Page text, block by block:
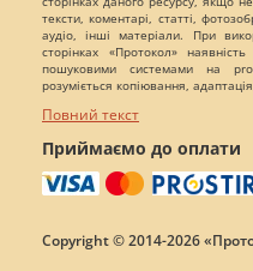
тексти, коментарі, статті,
аудіо, інші матеріали. При
сторінках «Протокол»
пошуковими системами на
розуміється копіювання,
Повний текст
Приймаємо до оплати
Copyright © 2014-2026